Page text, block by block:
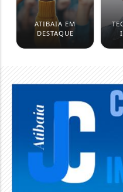
ATIBAIA EM
DESTAQUE